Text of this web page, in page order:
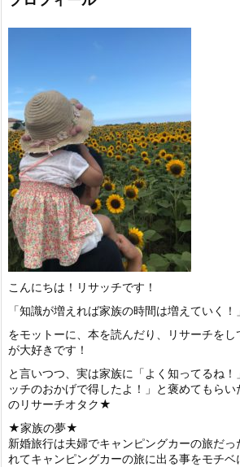
こんにちは！リサッチです！
「知識が増えれば家族の時間は増えていく！」
をモットーに、本を読んだり、リサーチを
が大好きです！
と言いつつ、実は家族に「よく知ってるね
ッチのおかげで得したよ！」と褒めてもら
のリサーチオタク★
★家族の夢★
新婚旅行は夫婦でキャンピングカーの旅だ
れてキャンピングカーの旅に出る事をモチベ